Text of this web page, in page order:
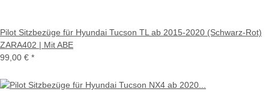
Pilot Sitzbezüge für Hyundai Tucson TL ab 2015-2020 (Schwarz-Rot)
ZARA402 | Mit ABE
99,00 € *